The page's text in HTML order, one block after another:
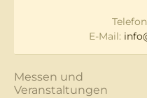
E-Mail:
Messen und
Veranstaltungen